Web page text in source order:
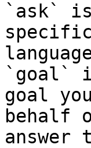
`ask`
`goal`
goal
behalf